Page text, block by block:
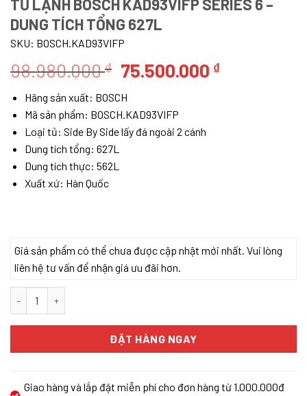
TỦ LẠNH BOSCH KAD93VIFP SERIES 6 –
DUNG TÍCH TỔNG 627L
SKU: BOSCH.KAD93VIFP
98.980.000₫ Giá
là:
98.980.000 ₫.
75.500.000 ₫Giá
Hãng sản xuất: BOSCH
Mã sản phẩm: BOSCH.KAD93VIFP
Loại tủ: Side By Side lấy đá ngoài 2 cánh
Dung tích tổng: 627L
Dung tích thực: 562L
Xuất xứ: Hàn Quốc
Giá sản phẩm có thể chưa được cập nhật mới nhất. Vui lòng
liên hệ tư vấn để nhận giá ưu đãi hơn.
ĐẶT HÀNG NGAY
Giao hàng và lắp đặt miễn phí cho đơn hàng từ 1.000.000đ